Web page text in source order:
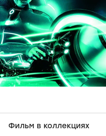
Фильм в коллекциях